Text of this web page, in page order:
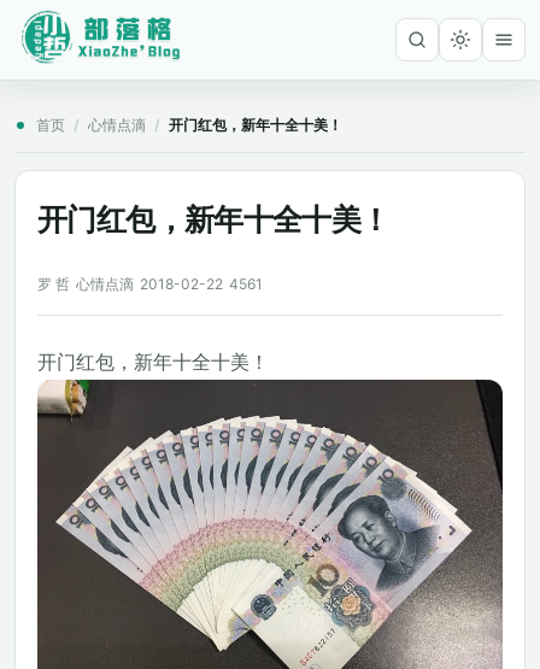
首页 / 心情点滴 / 开门红包，新年十全十美！
开门红包，新年十全十美！
罗 哲 心情点滴 2018-02-22 4561
开门红包，新年十全十美！